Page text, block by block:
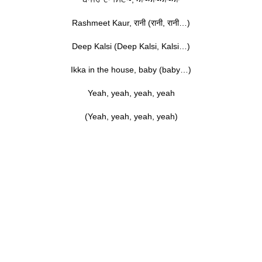
Rashmeet Kaur, रानी (रानी, रानी…)
Deep Kalsi (Deep Kalsi, Kalsi…)
Ikka in the house, baby (baby…)
Yeah, yeah, yeah, yeah
(Yeah, yeah, yeah, yeah)